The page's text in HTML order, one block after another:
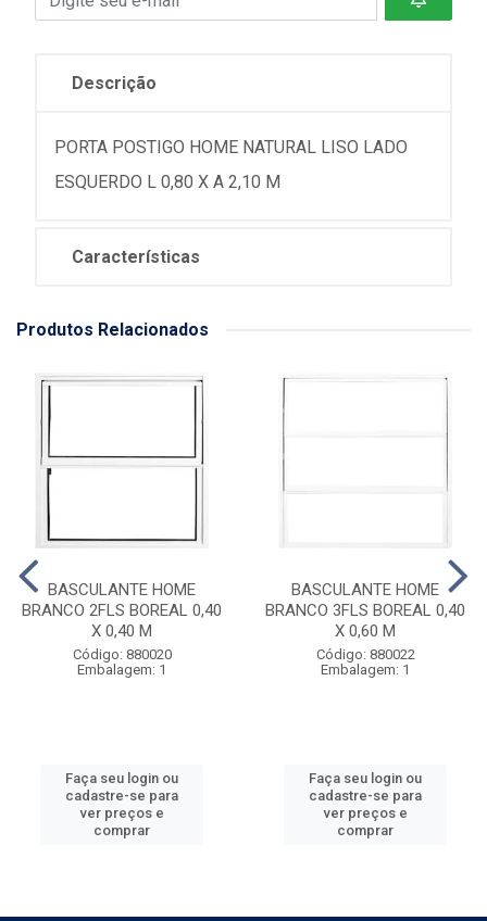
Descrição
PORTA POSTIGO HOME NATURAL LISO LADO
ESQUERDO L 0,80 X A 2,10 M
Características
Produtos Relacionados
BASCULANTE HOME
BRANCO 2FLS BOREAL 0,40
X 0,40 M
Código: 880020
Embalagem: 1
Faça seu login ou
cadastre-se para
ver preços e
comprar
BASCULANTE HOME
BRANCO 3FLS BOREAL 0,40
X 0,60 M
Código: 880022
Embalagem: 1
Faça seu login ou
cadastre-se para
ver preços e
comprar